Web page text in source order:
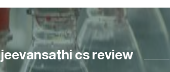
jeevansathi cs review